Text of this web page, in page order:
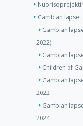
Gambian lapset
Gambian
2022)
Gambian
Children of
Gambian
2022
Gambian
2024